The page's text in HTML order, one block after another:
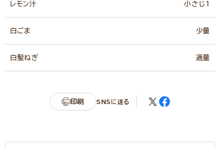
レモン汁 小さじ1
白ごま 少量
白髪ねぎ 適量
印刷 SNSに送る